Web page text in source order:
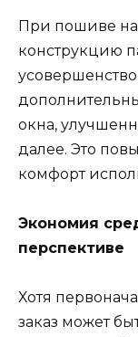
При пошиве на
конструкцию
окна,
далее. Это
комфорт
Экономия
перспективе
Хотя
заказ может